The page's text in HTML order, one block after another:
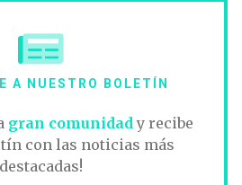
A NUESTRO BOLETÍN
gran comunidad y recibe
con las noticias más
destacadas!